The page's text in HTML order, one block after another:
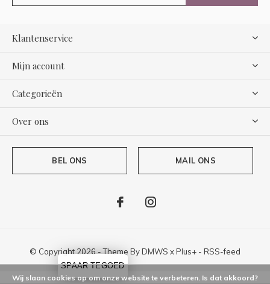
Klantenservice
Mijn account
Categorieën
Over ons
BEL ONS MAIL ONS
© Copyright 2026 - Theme ByDMWS xPlus+ - RSS-feed
Wij slaan cookies op om onze website te verbeteren. Is dat akkoord?
SPAAR TEGOED